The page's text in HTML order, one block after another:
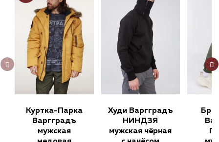
Куртка-Парка
Варгградъ
мужская
Худи Варгградъ
НИНДЗЯ
мужская чёрная